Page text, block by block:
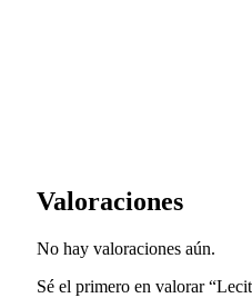
Valoraciones
No hay valoraciones aún.
Sé el primero en valorar